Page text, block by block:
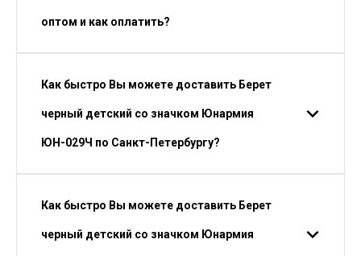
оптом и как оплатить?
Как быстро Вы можете доставить Берет
черный детский со значком Юнармия
ЮН-029Ч по Санкт-Петербургу?
Как быстро Вы можете доставить Берет
черный детский со значком Юнармия